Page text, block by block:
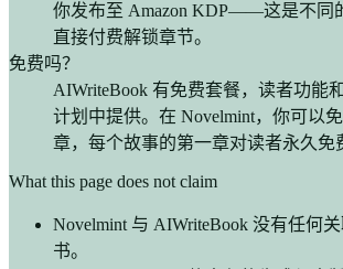
你发布至 Amazon KDP——这是不同
直接付费解锁章节。
免费吗？
AIWriteBook 有免费套餐，读者功能
计划中提供。在 Novelmint，你可以
章，每个故事的第一章对读者永久免
What this page does not claim
Novelmint 与 AIWriteBook 没有任何
书。